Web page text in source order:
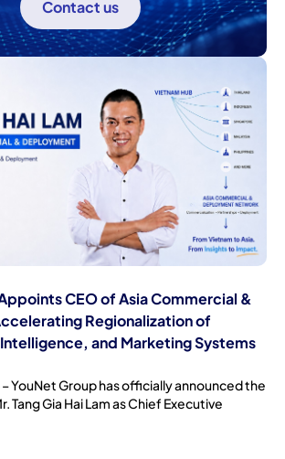
Contact us
CEO of Asia Commercial &
Regionalization of
and Marketing Systems
– YouNet Group has officially announced the
Tang Gia Hai Lam as Chief Executive